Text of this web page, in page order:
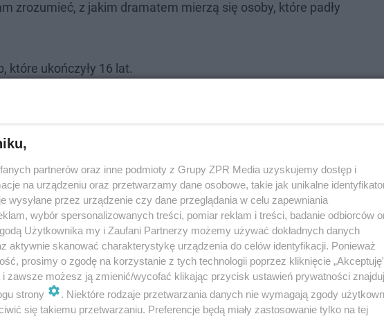
zrozumieć, z jakim dramatem mierzą się osoby, które padły
które ukończyły 16 lat.
dzisiaj, 10 października, do 17.00.
partnerów oraz inne podmioty z Grupy ZPR Media uzyskujemy dostęp i
na urządzeniu oraz przetwarzamy dane osobowe, takie jak unikalne
wysyłane przez urządzenie czy dane przeglądania w celu zapewniania
wybór spersonalizowanych treści, pomiar reklam i treści, badanie odbiorców
Użytkownika my i Zaufani Partnerzy możemy używać dokładnych danych
aktywnie skanować charakterystykę urządzenia do celów identyfikacji. Ponieważ
prosimy o zgodę na korzystanie z tych technologii poprzez kliknięcie
i zawsze możesz ją zmienić/wycofać klikając przycisk ustawień prywatności
strony
. Niektóre rodzaje przetwarzania danych nie wymagają zgody
się takiemu przetwarzaniu. Preferencje będą miały zastosowanie tylko na tej